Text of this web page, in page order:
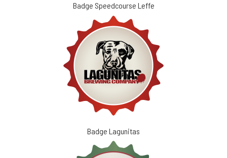
Badge Speedcourse Leffe
Badge Lagunitas